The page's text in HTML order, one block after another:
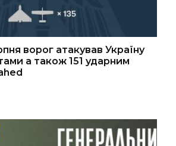
ворог атакував Україну
а також 151 ударним